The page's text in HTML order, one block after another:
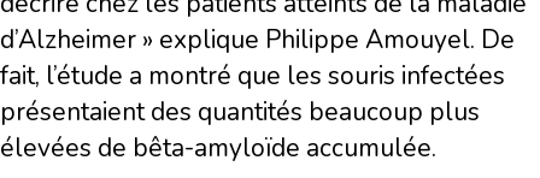
d’Alzheimer » explique Philippe Amouyel. De
fait, l’étude a montré que les souris infectées
présentaient des quantités beaucoup plus
élevées de bêta-amyloïde accumulée.